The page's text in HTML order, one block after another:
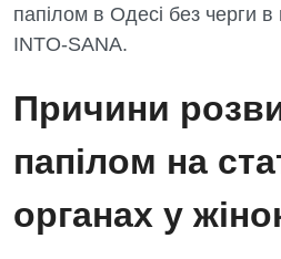
папілом в Одесі без черги
INTO-SANA.
Причини
папілом на
органах у